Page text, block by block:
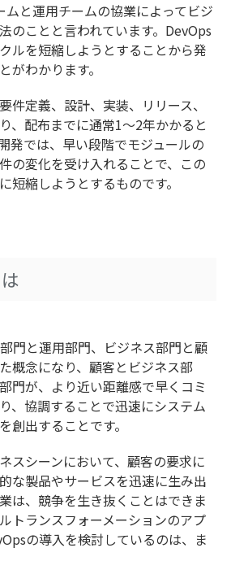
ムと運用チームの協業によってビジ
のことと言われています。DevOps
ルを短縮しようとすることから発
がわかります。
件定義、設計、実装、リリース、
、配布までに通常1～2年かかると
発では、早い段階でモジュールの
の変化を受け入れることで、この
短縮しようとするものです。
門と運用部門、ビジネス部門と顧
概念になり、顧客とビジネス部
門が、より近い距離感で早くコミ
、協調することで迅速にシステム
創出することです。
スシーンにおいて、顧客の要求に
な製品やサービスを迅速に生み出
は、競争を生き抜くことはできま
トランスフォーメーションのアプ
の導入を検討しているのは、ま